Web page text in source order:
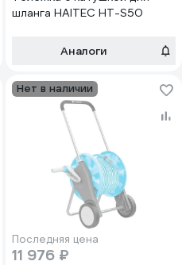
шланга HAITEC HT-S50
Аналоги
Нет в наличии
Последняя цена
11 976 ₽